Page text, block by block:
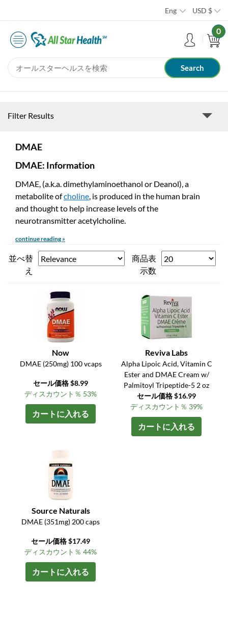
Eng USD $
0
Filter Results
DMAE
DMAE: Information
DMAE, (a.k.a. dimethylaminoethanol or Deanol), a
metabolite ofcholine, is produced in the human brain
and thought to help increase levels of the
neurotransmitter acetylcholine.
continue reading »
並べ替
え
商品表
示数
Now
DMAE (250mg) 100 vcaps
セール価格 $8.99
ディスカウント％ 53%
カートに入れる
Reviva Labs
Alpha Lipoic Acid, Vitamin C
Ester and DMAE Cream w/
Palmitoyl Tripeptide-5 2 oz
セール価格 $16.99
ディスカウント％ 39%
カートに入れる
Source Naturals
DMAE (351mg) 200 caps
セール価格 $17.49
ディスカウント％ 44%
カートに入れる